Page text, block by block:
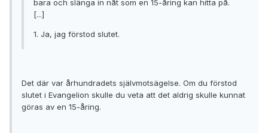
bara och slänga in nåt som en 15-åring kan hitta på.
[...]
1. Ja, jag förstod slutet.
Det där var århundradets självmotsägelse. Om du förstod
slutet i Evangelion skulle du veta att det aldrig skulle kunnat
göras av en 15-åring.